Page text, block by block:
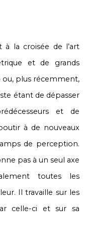
à la croisée de l’art
et de grands
ou, plus récemment,
étant de dépasser
et de
à de nouveaux
de perception.
pas à un seul axe
toutes les
Il travaille sur les
celle-ci et sur sa